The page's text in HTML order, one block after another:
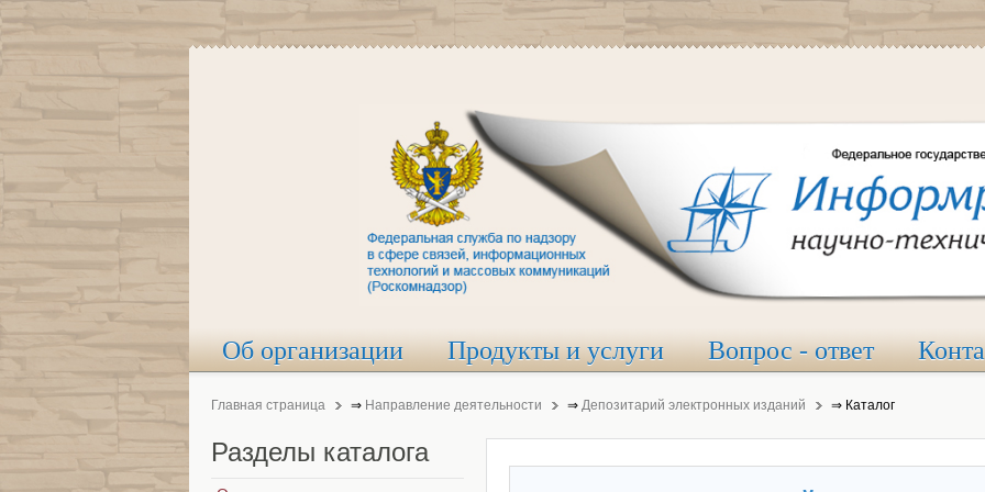
Об организации Продукты и услуги Вопрос - ответ
Главная страница ⇒ Направление деятельности ⇒ Депозитарий электронных изданий ⇒ Каталог
Разделы каталога